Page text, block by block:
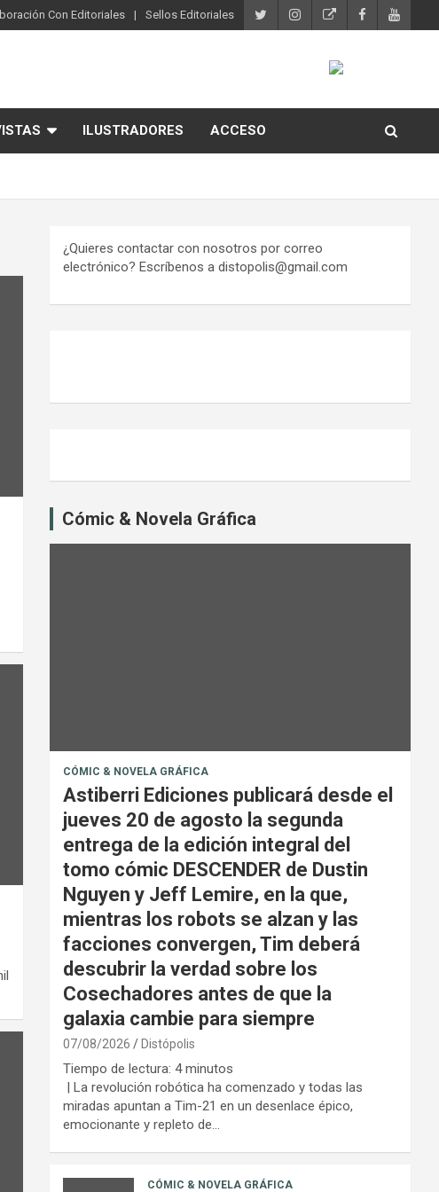
Con Editoriales Sellos Editoriales
ILUSTRADORES ACCESO
¿Quieres contactar con nosotros por correo
electrónico? Escríbenos a distopolis@gmail.com
Cómic & Novela Gráfica
CÓMIC & NOVELA GRÁFICA
Astiberri Ediciones publicará desde el
jueves 20 de agosto la segunda
entrega de la edición integral del
tomo cómic DESCENDER de Dustin
Nguyen y Jeff Lemire, en la que,
mientras los robots se alzan y las
facciones convergen, Tim deberá
descubrir la verdad sobre los
Cosechadores antes de que la
galaxia cambie para siempre
07/08/2026 Distópolis
Tiempo de lectura: 4 minutos
| La revolución robótica ha comenzado y todas las
miradas apuntan a Tim-21 en un desenlace épico,
emocionante y repleto de…
CÓMIC & NOVELA GRÁFICA